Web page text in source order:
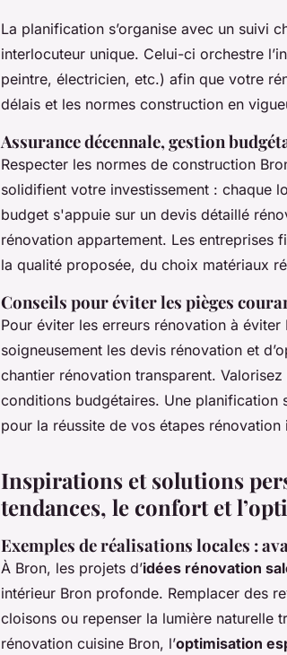
La planification s’organise avec un suivi
interlocuteur unique. Celui-ci orchestre
peintre, électricien, etc.) afin que votre
délais et les normes construction en
Assurance décennale, gestion
Respecter les normes de construction
solidifient votre investissement : chaque
budget s'appuie sur un devis détaillé
rénovation appartement. Les entreprises
la qualité proposée, du choix matériaux
Conseils pour éviter les pièges
Pour éviter les erreurs rénovation à
soigneusement les devis rénovation et
chantier rénovation transparent.
conditions budgétaires. Une planification
pour la réussite de vos étapes rénovation
Inspirations et solutions
tendances, le confort et
Exemples de réalisations locales :
À Bron, les projets d’idées rénovation
intérieur Bron profonde. Remplacer des
cloisons ou repenser la lumière naturelle
rénovation cuisine Bron, l’optimisation